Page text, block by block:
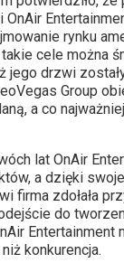
OnAir
rynku
cele można
jego drzwi
Group
a co
lat OnAir
a dzięki
firma zdołała
do
Entertainment
konkurencja.